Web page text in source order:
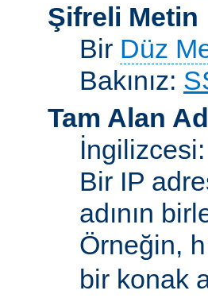
Şifreli Metin
Bir Düz
Bakınız:
Tam Alan
Bir IP
adının
Örneğin,
bir konak